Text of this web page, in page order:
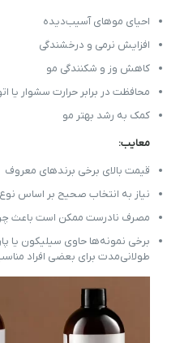
احیای موهای آسیب‌دیده
افزایش نرمی و درخشندگی
کاهش وز و شکنندگی مو
محافظت در برابر حرارت سشوار یا
کمک به رشد بهتر مو
معایب:
قیمت بالای برخی برندهای معروف
نیاز به انتخاب صحیح بر اساس
مصرف نادرست ممکن است باعث
برخی نمونه‌ها حاوی سیلیکون یا
طولانی‌مدت برای بعضی افراد